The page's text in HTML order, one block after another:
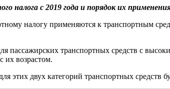
налога с 2019 года и порядок их
налогу применяются к транспортным
пассажирских транспортных средств с
их возрастом.
этих двух категорий транспортных средств